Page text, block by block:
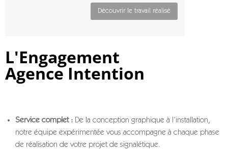
Découvrir le travail réalisé
L'Engagement
Agence Intention
Service complet : De la conception graphique à l’installation,
notre équipe expérimentée vous accompagne à chaque phase
de réalisation de votre projet de signalétique.